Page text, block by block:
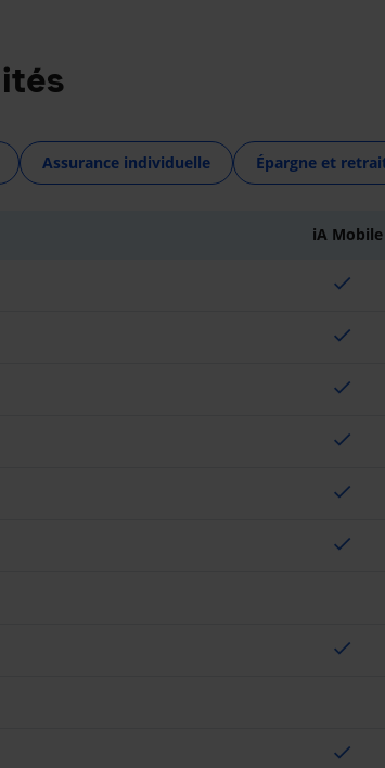
Assurance individuelle Épargne et
iA Mobile
check
check
check
check
check
check
check
check